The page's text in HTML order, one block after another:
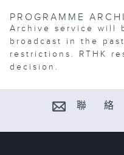
PROGRAMME
Archive service will
broadcast in the
restrictions. RTHK
decision.
聯 絡